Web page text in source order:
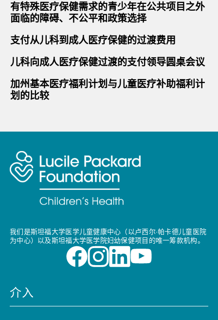
有特殊医疗保健需求的青少年在公共项目之外
面临的障碍、不公平和政策选择
支付从儿科到成人医疗保健的过渡费用
儿科向成人医疗保健过渡的支付领导圆桌会议
加州基本医疗福利计划与儿童医疗补助福利计
划的比较
我们是斯坦福大学医学儿童健康中心（以卢西尔·帕卡德儿童医院
为中心）以及斯坦福大学医学院妇幼保健项目的唯一筹款机构。
介入